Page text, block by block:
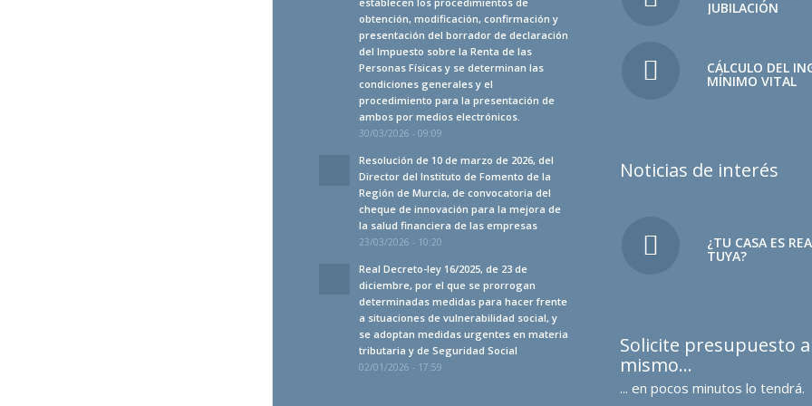
obtención, modificación, confirmación y
presentación del borrador de declaración
del Impuesto sobre la Renta de las
Personas Físicas y se determinan las
condiciones generales y el
procedimiento para la presentación de
ambos por medios electrónicos.
30/03/2026 - 09:09
Resolución de 10 de marzo de 2026, del
Director del Instituto de Fomento de la
Región de Murcia, de convocatoria del
cheque de innovación para la mejora de
la salud financiera de las empresas
23/03/2026 - 10:20
Real Decreto-ley 16/2025, de 23 de
diciembre, por el que se prorrogan
determinadas medidas para hacer frente
a situaciones de vulnerabilidad social, y
se adoptan medidas urgentes en materia
tributaria y de Seguridad Social
02/01/2026 - 17:59
JUBILACIÓN
CÁLCULO DEL
MÍNIMO VITAL
Noticias de interés
¿TU CASA ES
TUYA?
Solicite presupuesto
mismo…
... en pocos minutos lo tendrá.